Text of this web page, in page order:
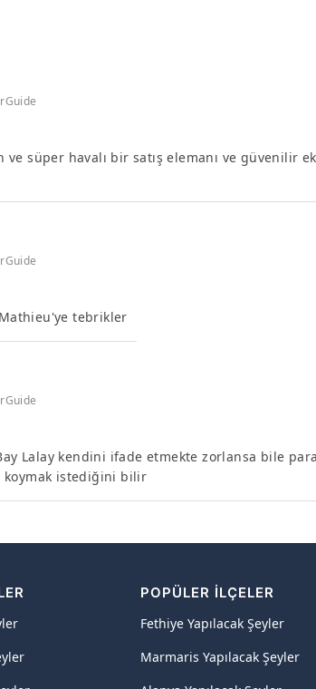
ve süper havalı bir satış elemanı ve güvenilir
tebrikler
Lalay kendini ifade etmekte zorlansa bile
koymak istediğini bilir
POPÜLER İLÇELER
Fethiye Yapılacak Şeyler
Marmaris Yapılacak Şeyler